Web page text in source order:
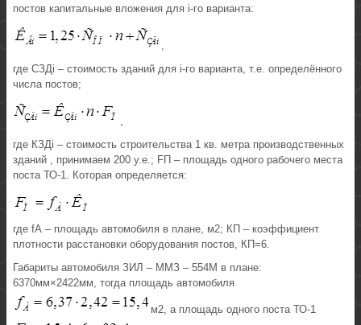
постов капитальные вложения для i-го варианта:
,
где СЗДi – стоимость зданий для i-го варианта, т.е. определённого
числа постов;
,
где КЗДi – стоимость строительства 1 кв. метра производственных
зданий , принимаем 200 у.е.; FП – площадь одного рабочего места
поста ТО-1. Которая определяется:
где fА – площадь автомобиля в плане, м2; КП – коэффициент
плотности расстановки оборудования постов, КП=6.
Габариты автомобиля ЗИЛ – ММЗ – 554М в плане:
6370мм×2422мм, тогда площадь автомобиля
м2, а площадь одного поста ТО-1